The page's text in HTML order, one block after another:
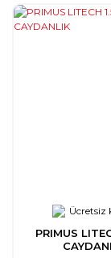
Ücretsiz
PRIMUS